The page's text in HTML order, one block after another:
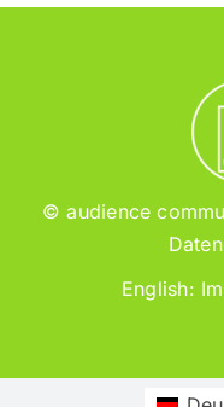
© audience
English: